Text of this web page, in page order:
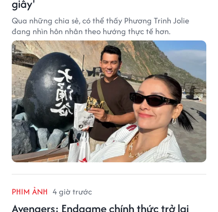
giây'
Qua những chia sẻ, có thể thấy Phương Trinh Jolie
đang nhìn hôn nhân theo hướng thực tế hơn.
PHIM ẢNH 4 giờ trước
Avengers: Endgame chính thức trở lại